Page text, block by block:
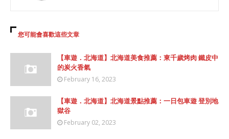
您可能會喜歡這些文章
【車遊．北海道】北海道美食推薦：東千歲烤肉 鐵皮中
的炭火香氣
February 16, 2023
【車遊．北海道】北海道景點推薦：一日包車遊 登別地
獄谷
February 02, 2023